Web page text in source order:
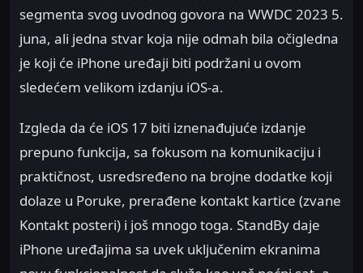
segmenta svog uvodnog govora na WWDC 2023 5.
juna, ali jedna stvar koja nije odmah bila očigledna
je koji će iPhone uređaji biti podržani u ovom
sledećem velikom izdanju iOS-a.
Izgleda da će iOS 17 biti iznenađujuće izdanje
prepuno funkcija, sa fokusom na komunikaciju i
praktičnost, usredsređeno na brojne dodatke koji
dolaze u Poruke, prerađene kontakt kartice (zvane
Kontakt posteri) i još mnogo toga. StandBy daje
iPhone uređajima sa uvek uključenim ekranima